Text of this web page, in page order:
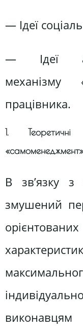
— Ідеї
— Ідеї
механізму
працівника.
1. Теоретичні
В зв’язку з
змушений